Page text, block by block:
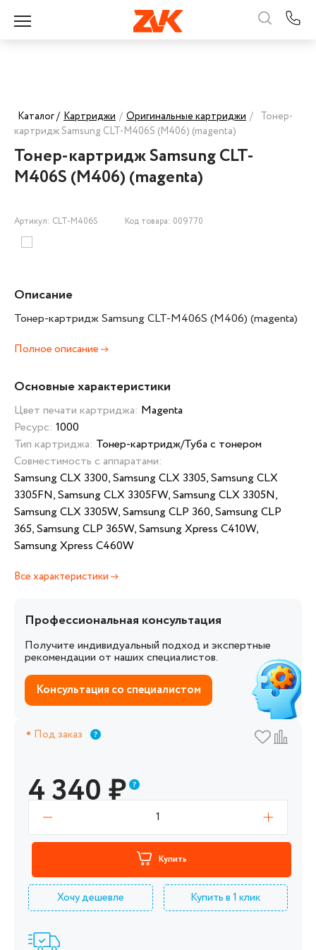
Каталог / Картриджи / Оригинальные картриджи / Тонер-
картридж Samsung CLT-M406S (M406) (magenta)
Тонер-картридж Samsung CLT-
M406S (M406) (magenta)
Артикул: CLT-M406S Код товара: 009770
Описание
Тонер-картридж Samsung CLT-M406S (M406) (magenta)
Полное описание
Основные характеристики
Цвет печати картриджа: Magenta
Ресурс: 1000
Тип картриджа: Тонер-картридж/Туба с тонером
Совместимость с аппаратами:
Samsung CLX 3300, Samsung CLX 3305, Samsung CLX
3305FN, Samsung CLX 3305FW, Samsung CLX 3305N,
Samsung CLX 3305W, Samsung CLP 360, Samsung CLP
365, Samsung CLP 365W, Samsung Xpress C410W,
Samsung Xpress C460W
Все характеристики
Профессиональная консультация
Получите индивидуальный подход и экспертные
рекомендации от наших специалистов.
Консультация со специалистом
Под заказ
4 340₽
1
Купить
Хочу дешевле Купить в 1 клик